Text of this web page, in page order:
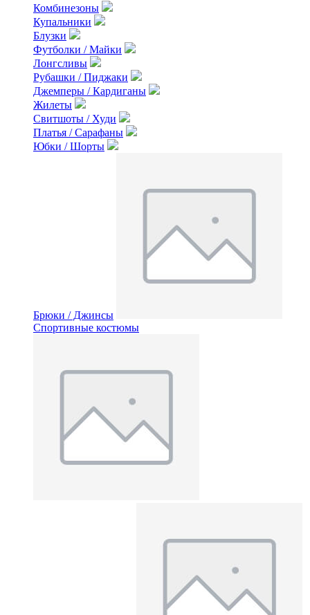
Комбинезоны
Купальники
Блузки
Футболки / Майки
Лонгсливы
Рубашки / Пиджаки
Джемперы / Кардиганы
Жилеты
Свитшоты / Худи
Платья / Сарафаны
Юбки / Шорты
Брюки / Джинсы
Спортивные костюмы